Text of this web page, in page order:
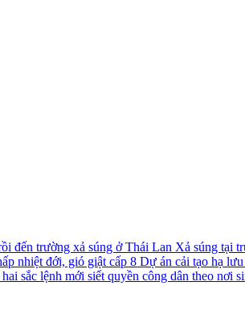
đến trường xả súng ở Thái Lan Xả súng tại
nhiệt đới, gió giật cấp 8 Dự án cải tạo hạ
sắc lệnh mới siết quyền công dân theo nơi